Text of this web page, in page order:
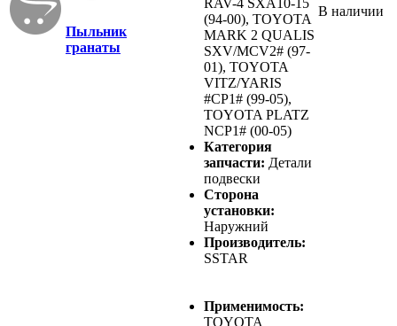
Пыльник
гранаты
RAV-4 SXA10-15
(94-00), TOYOTA
MARK 2 QUALIS
SXV/MCV2# (97-
01), TOYOTA
VITZ/YARIS
#CP1# (99-05),
TOYOTA PLATZ
NCP1# (00-05)
Категория
запчасти: Детали
подвески
Сторона
установки:
Наружний
Производитель:
SSTAR
В наличии
Применимость:
TOYOTA